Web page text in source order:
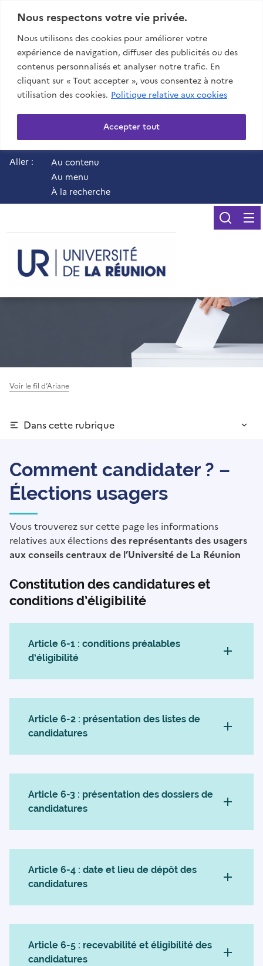
Nous respectons votre vie privée.
Nous utilisons des cookies pour améliorer votre
expérience de navigation, diffuser des publicités ou des
contenus personnalisés et analyser notre trafic. En
cliquant sur « Tout accepter », vous consentez à notre
utilisation des cookies. Politique relative aux cookies
Accepter tout
Aller :
Au contenu
Au menu
À la recherche
Voir le fil d’Ariane
Dans cette rubrique
Comment candidater ? –
Élections usagers
Vous trouverez sur cette page les informations
relatives aux électionsdes représentants des usagers
aux conseils centraux de l’Université de La Réunion
Constitution des candidatures et
conditions d’éligibilité
Article 6-1 : conditions préalables
d’éligibilité
Article 6-2 : présentation des listes de
candidatures
Article 6-3 : présentation des dossiers de
candidatures
Article 6-4 : date et lieu de dépôt des
candidatures
Article 6-5 : recevabilité et éligibilité des
candidatures